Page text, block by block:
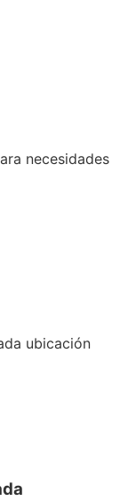
necesidades
ubicación